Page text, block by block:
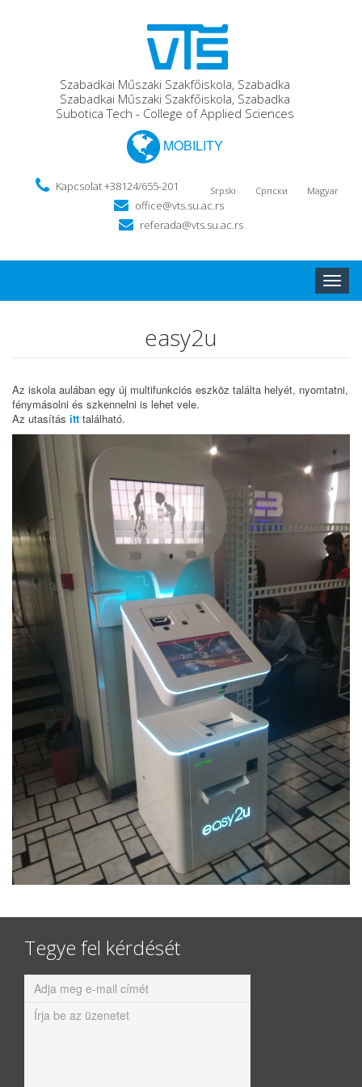
Szabadkai Műszaki Szakfőiskola, Szabadka
Szabadkai Műszaki Szakfőiskola, Szabadka
Subotica Tech - College of Applied Sciences
MOBILITY
Srpski Српски Magyar
Kapcsolat +38124/655-201
office@vts.su.ac.rs
referada@vts.su.ac.rs
Toggle
easy2u
Az iskola aulában egy új multifunkciós eszköz találta helyét, nyomtatni,
fénymásolni és szkennelni is lehet vele.
Az utasítás itt található.
Tegye fel kérdését